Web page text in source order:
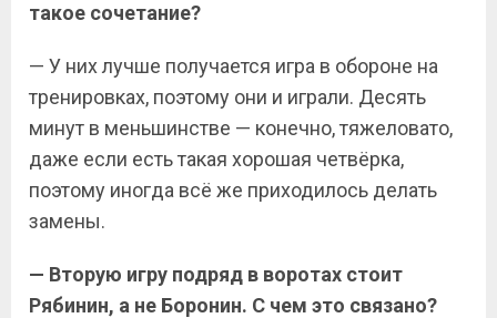
такое сочетание?
— У них лучше получается игра в обороне на
тренировках, поэтому они и играли. Десять
минут в меньшинстве — конечно, тяжеловато,
даже если есть такая хорошая четвёрка,
поэтому иногда всё же приходилось делать
замены.
— Вторую игру подряд в воротах стоит
Рябинин, а не Боронин. С чем это связано?